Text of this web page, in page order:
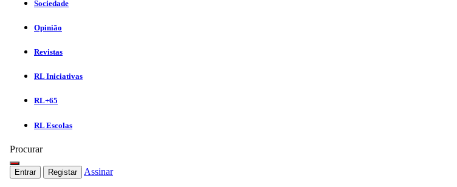
Sociedade
Opinião
Revistas
RL Iniciativas
RL+65
RL Escolas
Procurar
Entrar Registar Assinar